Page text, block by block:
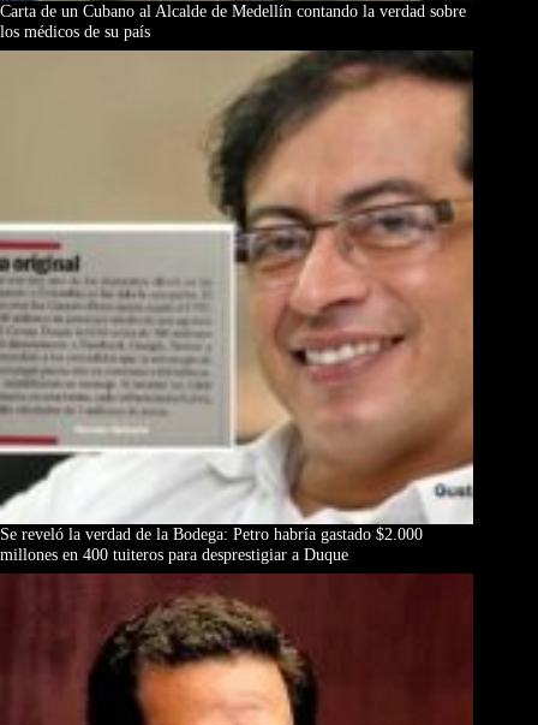
Carta de un Cubano al Alcalde de Medellín contando la verdad sobre
los médicos de su país
Se reveló la verdad de la Bodega: Petro habría gastado $2.000
millones en 400 tuiteros para desprestigiar a Duque